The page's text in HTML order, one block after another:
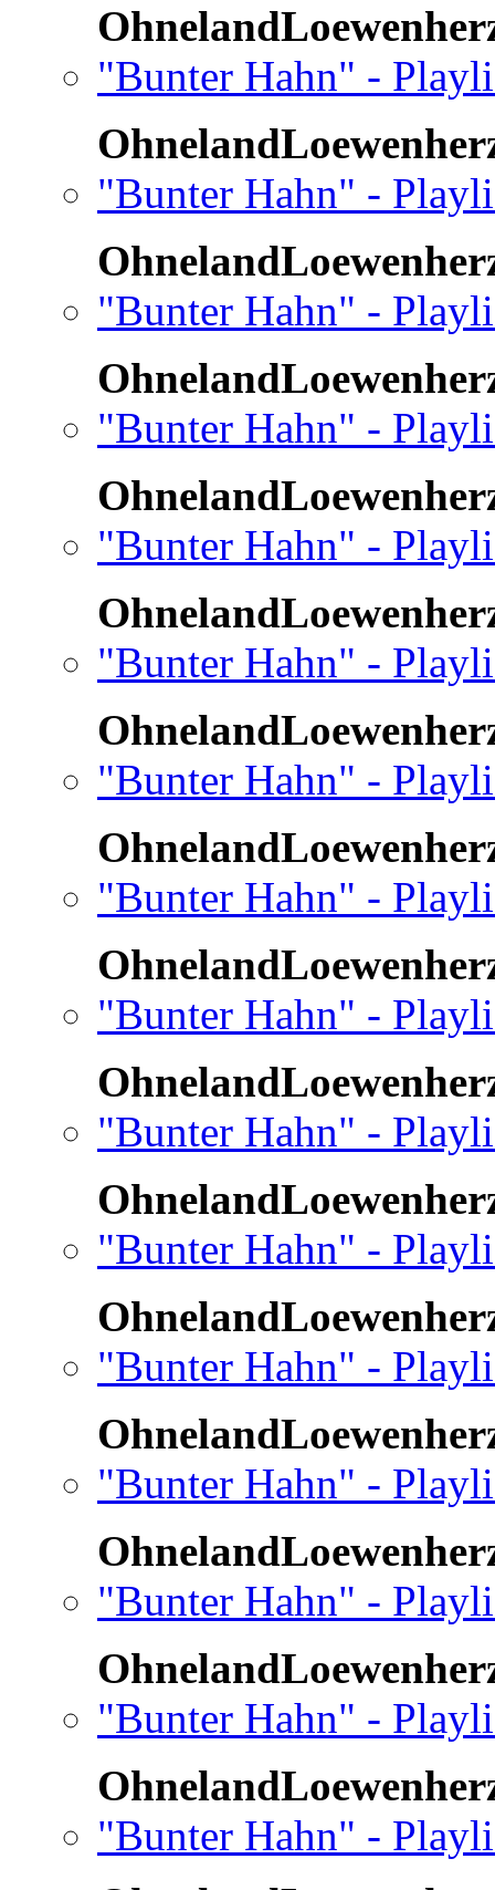
"Bunter Hahn" -
"Bunter Hahn" -
"Bunter Hahn" -
"Bunter Hahn" -
"Bunter Hahn" -
"Bunter Hahn" -
"Bunter Hahn" -
"Bunter Hahn" -
"Bunter Hahn" -
"Bunter Hahn" -
"Bunter Hahn" -
"Bunter Hahn" -
"Bunter Hahn" -
"Bunter Hahn" -
"Bunter Hahn" -
"Bunter Hahn" -